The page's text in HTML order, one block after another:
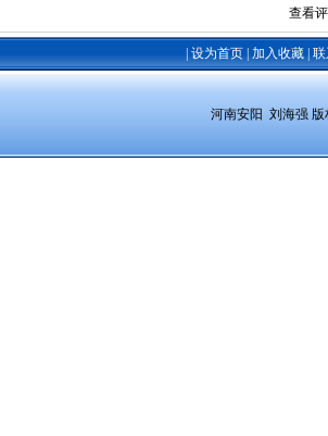
查看
设为首页 加入收藏
河南安阳  刘海强 版